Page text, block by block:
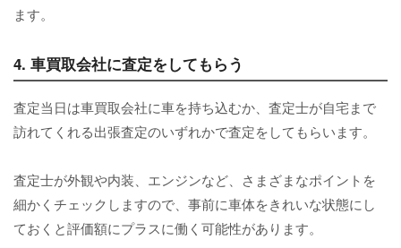
ます。
4. 車買取会社に査定をしてもらう
査定当日は車買取会社に車を持ち込むか、査定士が自宅まで
訪れてくれる出張査定のいずれかで査定をしてもらいます。
査定士が外観や内装、エンジンなど、さまざまなポイントを
細かくチェックしますので、事前に車体をきれいな状態にし
ておくと評価額にプラスに働く可能性があります。